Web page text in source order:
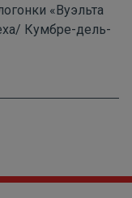
«Вуэльта
Кумбре-дель-